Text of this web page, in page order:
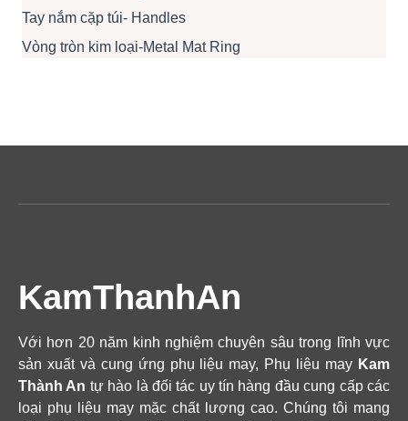
Tay nắm cặp túi- Handles
Vòng tròn kim loại-Metal Mat Ring
KamThanhAn
Với hơn 20 năm kinh nghiệm chuyên sâu trong lĩnh vực
sản xuất và cung ứng phụ liệu may, Phụ liệu may Kam
Thành An tự hào là đối tác uy tín hàng đầu cung cấp các
loại phụ liệu may mặc chất lượng cao. Chúng tôi mang